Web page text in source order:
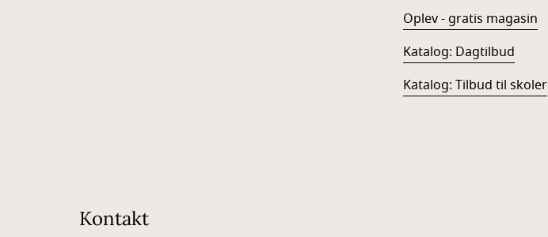
Oplev - gratis magasin
Katalog: Dagtilbud
Katalog: Tilbud til skoler
Kontakt